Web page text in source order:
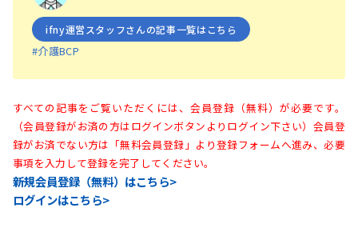
ifny運営スタッフさんの記事一覧はこちら
#介護BCP
すべての記事をご覧いただくには、会員登録（無料）が必要です。
（会員登録がお済の方はログインボタンよりログイン下さい）会員登
録がお済でない方は「無料会員登録」より登録フォームへ進み、必要
事項を入力して登録を完了してください。
新規会員登録（無料）はこちら>
ログインはこちら>